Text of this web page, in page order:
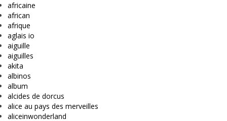
africaine
african
afrique
aglais io
aiguille
aiguilles
akita
albinos
album
alcides de dorcus
alice au pays des merveilles
aliceinwonderland